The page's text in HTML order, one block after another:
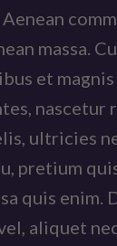
massa.
et
nascetur
ultricies
pretium
quis enim.
aliquet